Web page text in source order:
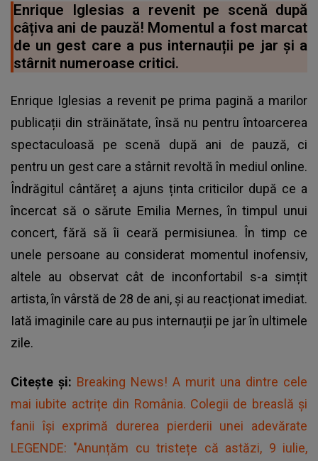
Enrique Iglesias a revenit pe scenă după
câțiva ani de pauză! Momentul a fost marcat
de un gest care a pus internauții pe jar și a
stârnit numeroase critici.
Enrique Iglesias a revenit pe prima pagină a marilor
publicații din străinătate, însă nu pentru întoarcerea
spectaculoasă pe scenă după ani de pauză, ci
pentru un gest care a stârnit revoltă în mediul online.
Îndrăgitul cântăreț a ajuns ținta criticilor după ce a
încercat să o sărute Emilia Mernes, în timpul unui
concert, fără să îi ceară permisiunea. În timp ce
unele persoane au considerat momentul inofensiv,
altele au observat cât de inconfortabil s-a simțit
artista, în vârstă de 28 de ani, și au reacționat imediat.
Iată imaginile care au pus internauții pe jar în ultimele
zile.
Citește și: Breaking News! A murit una dintre cele
mai iubite actrițe din România. Colegii de breaslă și
fanii își exprimă durerea pierderii unei adevărate
LEGENDE: "Anunțăm cu tristețe că astăzi, 9 iulie,